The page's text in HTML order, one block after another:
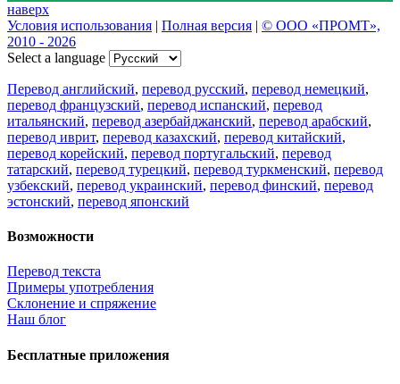
наверх
Условия использования | Полная версия | © ООО «ПРОМТ»,
2010 - 2026
Select a language
Перевод английский, перевод русский, перевод немецкий,
перевод французский, перевод испанский, перевод
итальянский, перевод азербайджанский, перевод арабский,
перевод иврит, перевод казахский, перевод китайский,
перевод корейский, перевод португальский, перевод
татарский, перевод турецкий, перевод туркменский, перевод
узбекский, перевод украинский, перевод финский, перевод
эстонский, перевод японский
Возможности
Перевод текста
Примеры употребления
Склонение и спряжение
Наш блог
Бесплатные приложения